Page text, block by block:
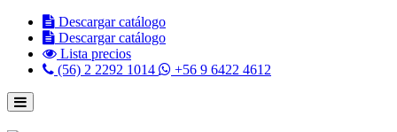
Descargar catálogo
Descargar catálogo
Lista precios
(56) 2 2292 1014
+56 9 6422 4612